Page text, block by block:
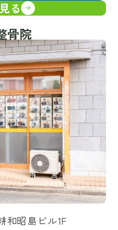
る
骨院
和昭島ビル1F